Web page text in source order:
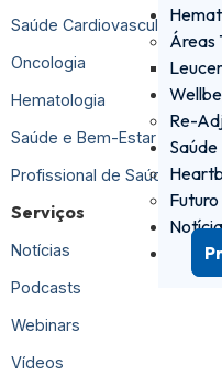
Áreas
Re-
Saúde Cardiovascular
Oncologia
Hematologia
Saúde e Bem-Estar
Profissional de Saúde
Serviços
Notícias
Podcasts
Webinars
Vídeos